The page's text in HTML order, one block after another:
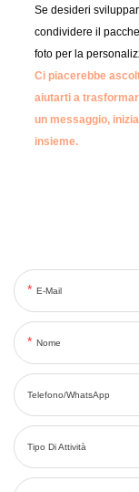
Se desideri
condividere il
foto per la
Ci piacerebbe
aiutarti a
un messaggio,
insieme.
E-Mail
Nome
Telefono/WhatsApp
Tipo Di Attività